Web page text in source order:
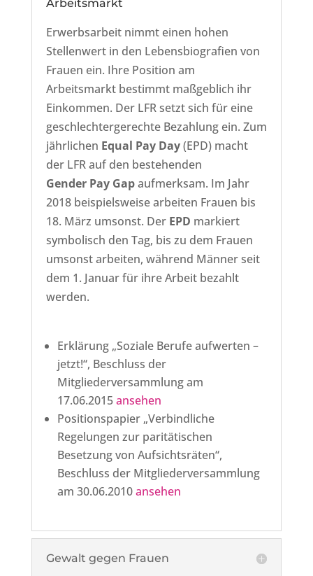
Arbeitsmarkt
Erwerbsarbeit nimmt einen hohen
Stellenwert in den Lebensbiografien von
Frauen ein. Ihre Position am
Arbeitsmarkt bestimmt maßgeblich ihr
Einkommen. Der LFR setzt sich für eine
geschlechtergerechte Bezahlung ein. Zum
jährlichen Equal Pay Day(EPD) macht
der LFR auf den bestehenden
Gender Pay Gapaufmerksam. Im Jahr
2018 beispielsweise arbeiten Frauen bis
18. März umsonst. Der EPD markiert
symbolisch den Tag, bis zu dem Frauen
umsonst arbeiten, während Männer seit
dem 1. Januar für ihre Arbeit bezahlt
werden.
Erklärung „Soziale Berufe aufwerten –
jetzt!“, Beschluss der
Mitgliederversammlung am
17.06.2015ansehen
Positionspapier „Verbindliche
Regelungen zur paritätischen
Besetzung von Aufsichtsräten“,
Beschluss der Mitgliederversammlung
am 30.06.2010ansehen
Gewalt gegen Frauen